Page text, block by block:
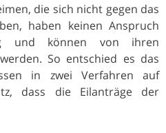
die sich nicht gegen das
haben keinen Anspruch
und können von ihren
So entschied es das
in zwei Verfahren auf
dass die Eilanträge der